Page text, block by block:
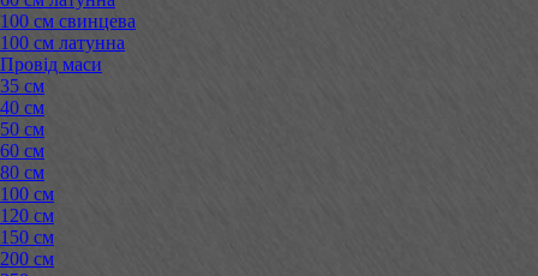
100 см свинцева
100 см латунна
Провід маси
35 см
40 см
50 см
60 см
80 см
100 см
120 см
150 см
200 см